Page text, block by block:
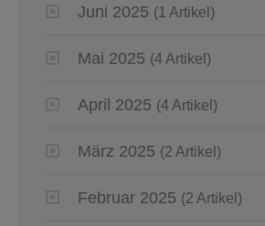
Juni 2025 (1 Artikel)
Mai 2025 (4 Artikel)
April 2025 (4 Artikel)
März 2025 (2 Artikel)
Februar 2025 (2 Artikel)